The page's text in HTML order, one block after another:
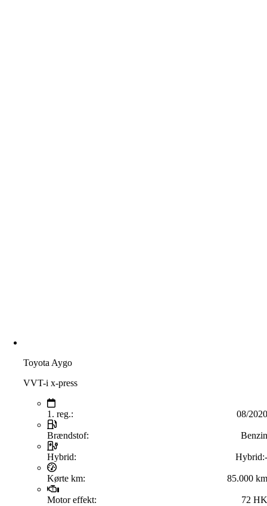
Toyota Aygo
VVT-i x-press
1. reg.: 08/2020
Brændstof: Benzin
Hybrid: Hybrid:-
Kørte km: 85.000 km
Motor effekt: 72 HK